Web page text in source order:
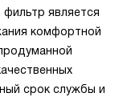
является
комфортной
срок службы и